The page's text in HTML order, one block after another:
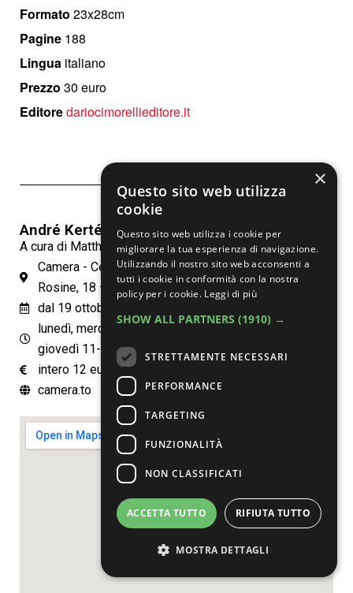
Formato 23x28cm
Pagine 188
Lingua italiano
Prezzo 30 euro
Editoredariocimorellieditore.it
La mostra
André Kertész. L'opera 1912-1982
A cura di Matthieu Rivallin e Walter Guadagnini
Camera - Centro Italiano per la Fotografia, via delle
Rosine, 18 – Torino
dal 19 ottobre 2023 al 4 febbraio 2024
lunedì, mercoledì, venerdì, sabato e domenica 11-19;
giovedì 11-21; martedì chiuso
intero 12 euro, ridotto 8 euro
camera.to
×
Questo sito web utilizza
cookie
Questo sito web utilizza i cookie per
migliorare la tua esperienza di navigazione.
Utilizzando il nostro sito web acconsenti a
tutti i cookie in conformità con la nostra
policy per i cookie. Leggi di più
SHOW ALL PARTNERS (1910) →
STRETTAMENTE NECESSARI
PERFORMANCE
TARGETING
FUNZIONALITÀ
NON CLASSIFICATI
ACCETTA TUTTO RIFIUTA TUTTO
MOSTRA DETTAGLI